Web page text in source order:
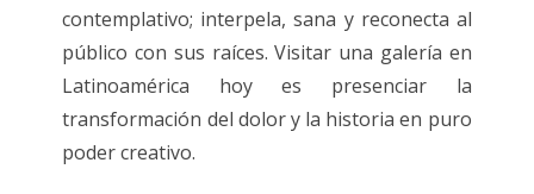
contemplativo; interpela, sana y reconecta al
público con sus raíces. Visitar una galería en
Latinoamérica hoy es presenciar la
transformación del dolor y la historia en puro
poder creativo.